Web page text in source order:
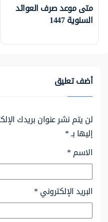
متى موعد صرف العوائد
السنوية 1447
أضف تعليق
لن يتم نشر عنوان بريدك
إليها بـ*
الاسم*
البريد الإلكتروني*